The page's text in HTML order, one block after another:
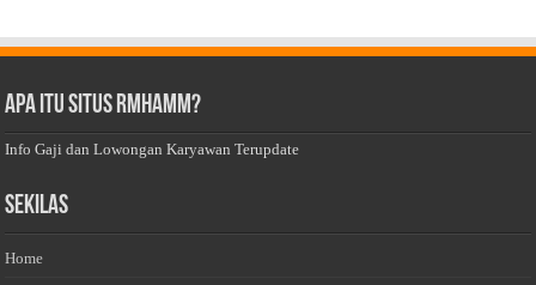
Apa Itu Situs Rmhamm?
Info Gaji dan Lowongan Karyawan Terupdate
Sekilas
Home